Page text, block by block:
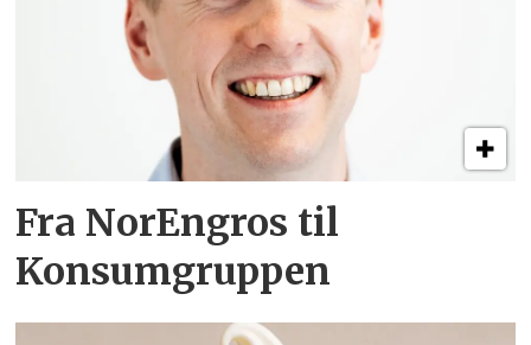
Fra NorEngros til
Konsumgruppen